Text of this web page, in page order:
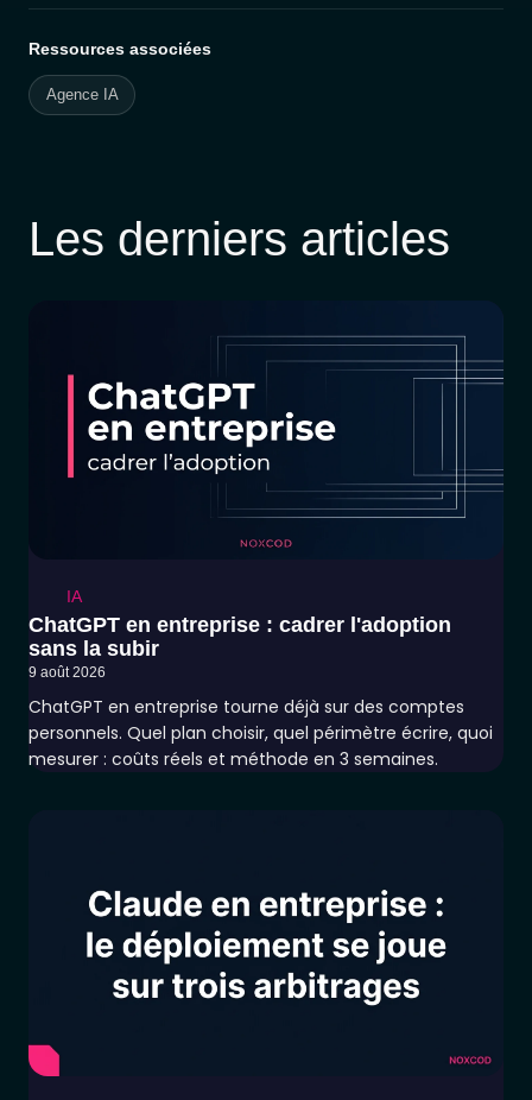
Ressources associées
Agence IA
Les derniers articles
IA
ChatGPT en entreprise : cadrer l'adoption
sans la subir
9 août 2026
ChatGPT en entreprise tourne déjà sur des comptes
personnels. Quel plan choisir, quel périmètre écrire, quoi
mesurer : coûts réels et méthode en 3 semaines.